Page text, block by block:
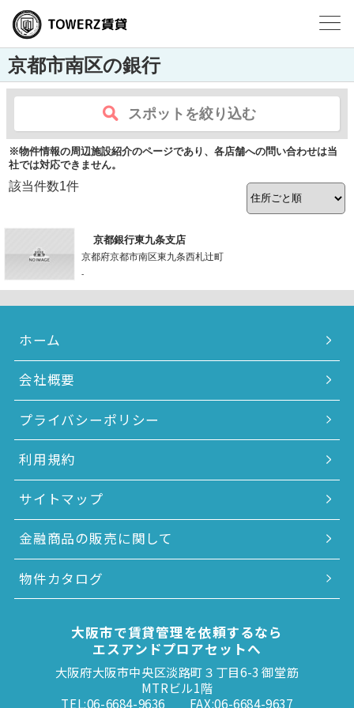
京都市南区の銀行
スポットを絞り込む
※物件情報の周辺施設紹介のページであり、各店舗への問い合わせは当
社では対応できません。
該当件数1件
京都銀行東九条支店
京都府京都市南区東九条西札辻町
-
ホーム
会社概要
プライバシーポリシー
利用規約
サイトマップ
金融商品の販売に関して
物件カタログ
大阪市で賃貸管理を依頼するなら
エスアンドプロアセットへ
大阪府大阪市中央区淡路町３丁目6-3 御堂筋
MTRビル1階
TEL:06-6684-9636
FAX:06-6684-9637